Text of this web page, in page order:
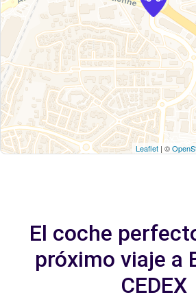
Leaflet | ©
El coche
próximo viaje a
CEDEX